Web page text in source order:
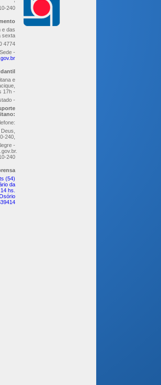
240
e das
sexta
4774
-
e
17h -
-
240,
-
240
(54)
da
hs.